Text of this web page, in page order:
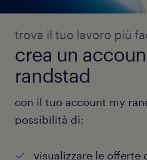
trova il tuo lavoro più
crea un
randstad
con il tuo account my
possibilità di:
visualizzare le offerte